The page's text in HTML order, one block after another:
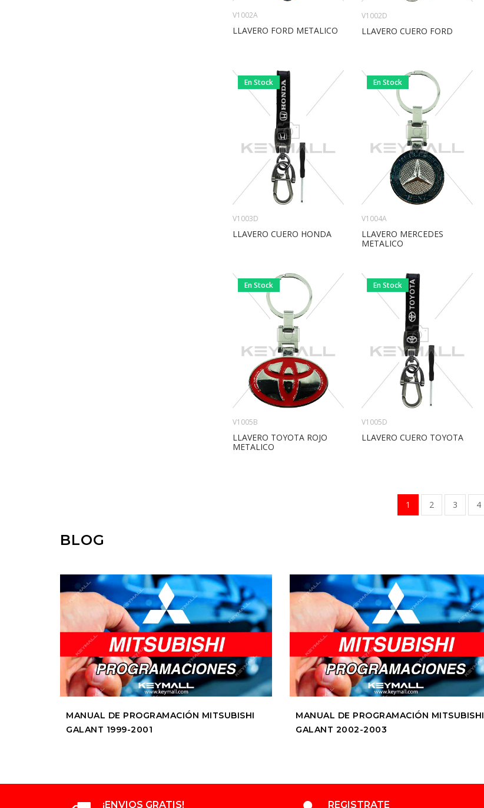
V1002A
LLAVERO FORD METALICO
V1002D
LLAVERO CUERO FORD
En Stock
V1003D
LLAVERO CUERO HONDA
En Stock
V1004A
LLAVERO MERCEDES
METALICO
En Stock
V1005B
LLAVERO TOYOTA ROJO
METALICO
En Stock
V1005D
LLAVERO CUERO TOYOTA
1 2 3 4
BLOG
MANUAL DE PROGRAMACIÓN MITSUBISHI
GALANT 1999-2001
MANUAL DE PROGRAMACIÓN MITSUBISHI
GALANT 2002-2003
¡ENVIOS GRATIS! REGISTRATE